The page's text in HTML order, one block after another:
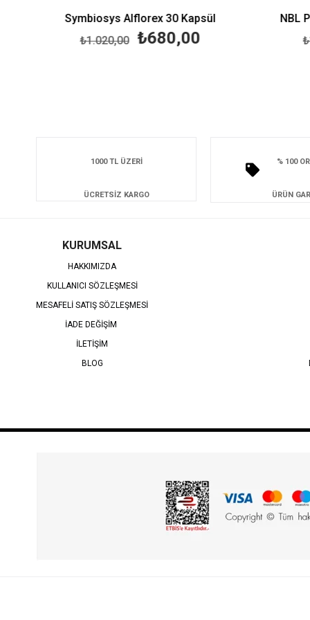
Symbiosys Alflorex 30 Kapsül
₺680,00
₺1.020,00
NBL
1000 TL ÜZERİ
ÜCRETSİZ KARGO
% 100
ÜRÜN
KURUMSAL
HAKKIMIZDA
KULLANICI SÖZLEŞMESİ
MESAFELİ SATIŞ SÖZLEŞMESİ
İADE DEĞİŞİM
İLETİŞİM
BLOG